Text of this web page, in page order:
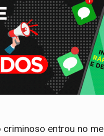
entrou no